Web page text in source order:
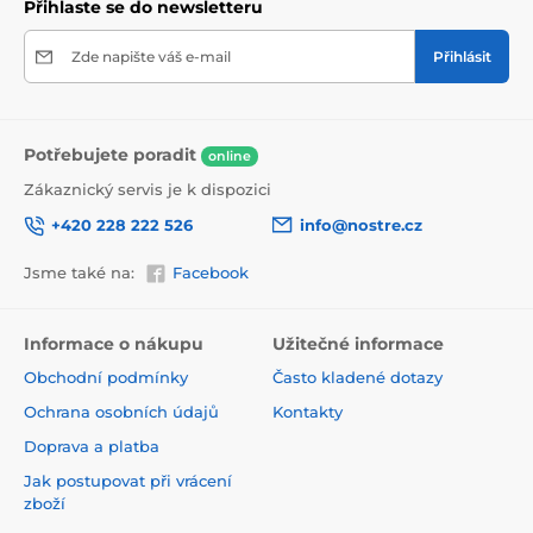
Použitá tisková metoda je ekologická, a proto jsou
přísné normy a mají VOC i GREENGUARD GOLD
certifikaci. Navíc jsou bez obsahu PVC a lepidlo je na
Přihlaste se do newsletteru
Zde napište váš e-mail Přihlásit
Potřebujete poradit online
Zákaznický servis je k dispozici
+420 228 222 526
info@nostre.cz
Jsme také na: Facebook
Informace o nákupu
Obchodní podmínky
Ochrana osobních údajů
Doprava a platba
Jak postupovat při vrácení
zboží
Užitečné informace
Často kladené dotazy
Kontakty